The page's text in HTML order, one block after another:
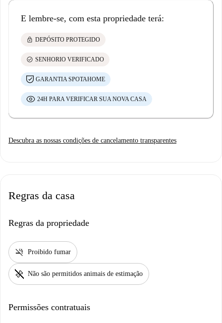
E lembre-se, com esta propriedade terá:
lock DEPÓSITO PROTEGIDO
check_circle SENHORIO VERIFICADO
GARANTIA SPOTAHOME
24H PARA VERIFICAR SUA NOVA CASA
Descubra as nossas condições de cancelamento transparentes
Regras da casa
Regras da propriedade
smoke_free Proibido fumar
pet_supplies Não são permitidos animais de estimação
Permissões contratuais